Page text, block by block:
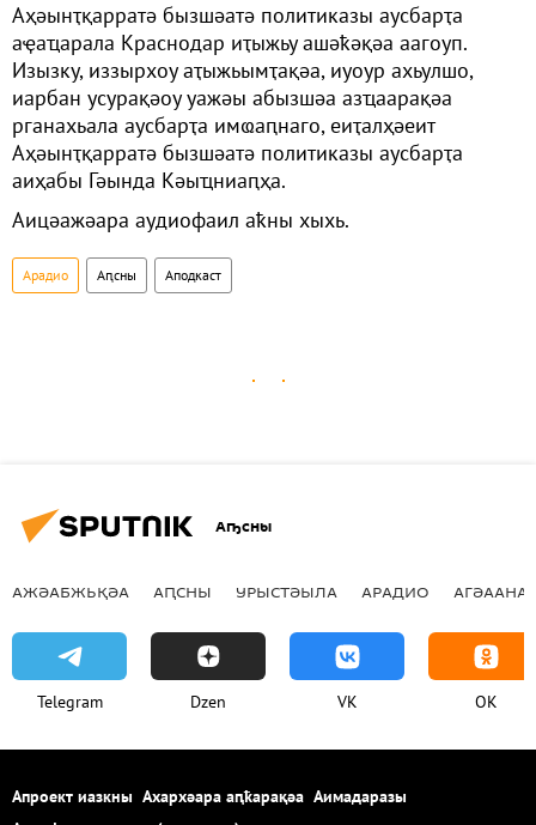
Аҳәынҭқарратә бызшәатә политиказы аусбарҭа
аҿаҵарала Краснодар иҭыжьу ашәҟәқәа аагоуп.
Изызку, иззырхоу аҭыжьымҭақәа, иуоур ахьулшо,
иарбан усурақәоу уажәы абызшәа азҵаарақәа
рганахьала аусбарҭа имҩаԥнаго, еиҭалҳәеит
Аҳәынҭқарратә бызшәатә политиказы аусбарҭа
аиҳабы Гәында Кәыҵниаԥҳа.
Аицәажәара аудиофаил аҟны хыхь.
Арадио Аԥсны Аподкаст
Аҧсны
АЖӘАБЖЬҚӘА АԤСНЫ УРЫСТӘЫЛА АРАДИО
Telegram Dzen VK OK
Апроект иазкны Ахархәара аԥҟарақәа Аимадаразы